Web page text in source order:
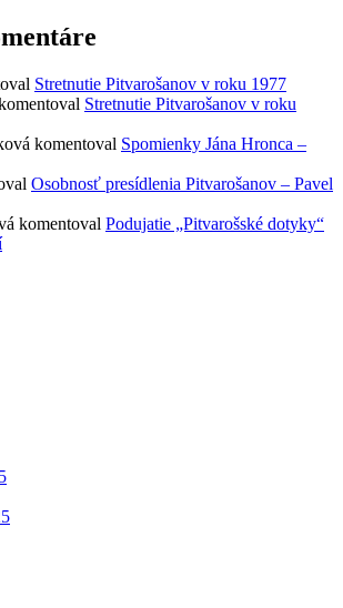
Stretnutie Pitvarošanov v roku 1977
Stretnutie Pitvarošanov v roku
komentoval Spomienky Jána Hronca –
Osobnosť presídlenia Pitvarošanov – Pavel
komentoval Podujatie „Pitvarošské dotyky“